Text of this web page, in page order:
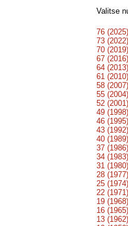
Valitse
76 (2025)
73 (2022)
70 (2019)
67 (2016)
64 (2013)
61 (2010)
58 (2007)
55 (2004)
52 (2001)
49 (1998)
46 (1995)
43 (1992)
40 (1989)
37 (1986)
34 (1983)
31 (1980)
28 (1977)
25 (1974)
22 (1971)
19 (1968)
16 (1965)
13 (1962)